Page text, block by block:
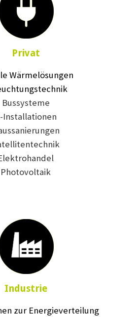
Privat
Wärmelösungen
Bussysteme
Installationen
Photovoltaik
Industrie
zur Energieverteilung